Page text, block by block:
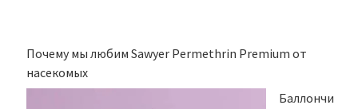
Почему мы любим Sawyer Permethrin Premium от
насекомых
Баллончи